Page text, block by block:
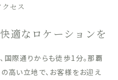
クセス
適なロケーションを
国際通りからも徒歩1分。那覇
高い立地で、お客様をお迎え